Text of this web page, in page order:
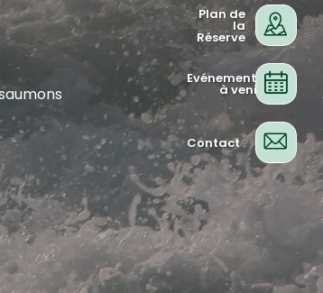
Plan de
la
Réserve
Evénements
à venir
Contact